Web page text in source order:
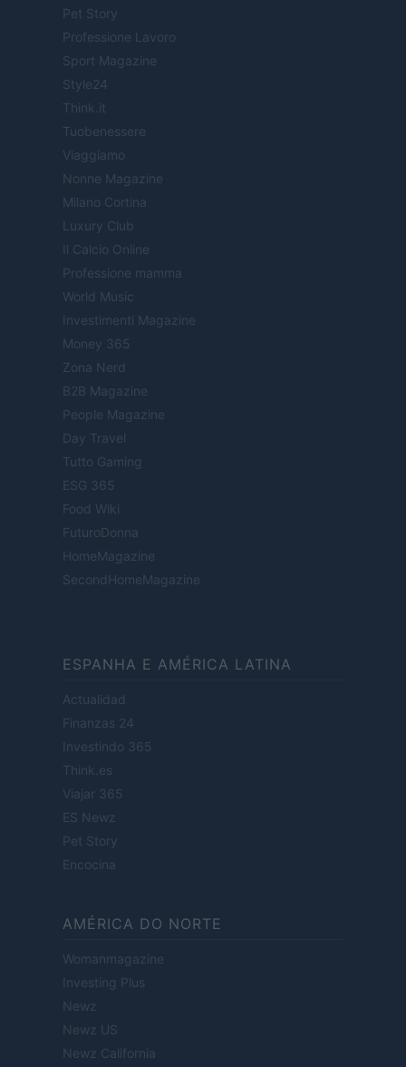
Pet Story
Professione Lavoro
Sport Magazine
Style24
Think.it
Tuobenessere
Viaggiamo
Nonne Magazine
Milano Cortina
Luxury Club
Il Calcio Online
Professione mamma
World Music
Investimenti Magazine
Money 365
Zona Nerd
B2B Magazine
People Magazine
Day Travel
Tutto Gaming
ESG 365
Food Wiki
FuturoDonna
HomeMagazine
SecondHomeMagazine
ESPANHA E AMÉRICA LATINA
Actualidad
Finanzas 24
Investindo 365
Think.es
Viajar 365
ES Newz
Pet Story
Encocina
AMÉRICA DO NORTE
Womanmagazine
Investing Plus
Newz
Newz US
Newz California